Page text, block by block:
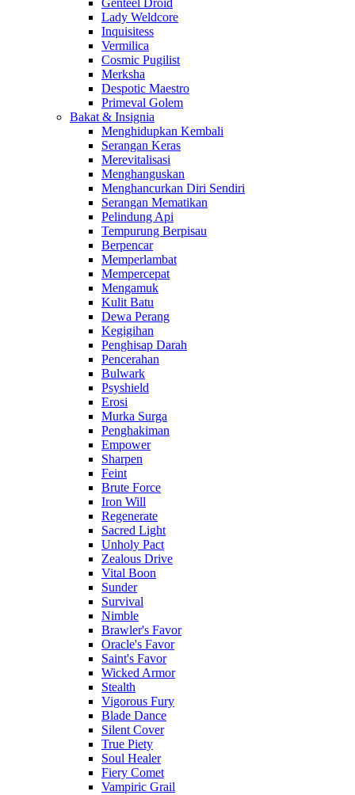
Genteel Droid
Lady Weldcore
Inquisitess
Vermilica
Cosmic Pugilist
Merksha
Despotic Maestro
Primeval Golem
Bakat & Insignia
Menghidupkan Kembali
Serangan Keras
Merevitalisasi
Menghanguskan
Menghancurkan Diri Sendiri
Serangan Mematikan
Pelindung Api
Tempurung Berpisau
Berpencar
Memperlambat
Mempercepat
Mengamuk
Kulit Batu
Dewa Perang
Kegigihan
Penghisap Darah
Pencerahan
Bulwark
Psyshield
Erosi
Murka Surga
Penghakiman
Empower
Sharpen
Feint
Brute Force
Iron Will
Regenerate
Sacred Light
Unholy Pact
Zealous Drive
Vital Boon
Sunder
Survival
Nimble
Brawler's Favor
Oracle's Favor
Saint's Favor
Wicked Armor
Stealth
Vigorous Fury
Blade Dance
Silent Cover
True Piety
Soul Healer
Fiery Comet
Vampiric Grail